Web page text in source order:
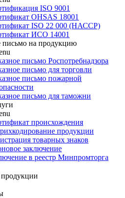
ISO 9001
OHSAS 18001
ISO 22 000 (НАССР)
ИСО 14001
письмо на продукцию
письмо Роспотребнадзора
письмо для торговли
письмо пожарной
письмо для таможни
происхождения
продукции
товарных знаков
заключение
в реестр Минпромторга